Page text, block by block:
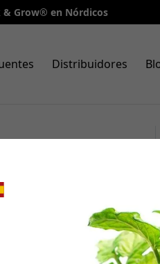
& Grow® en Nórdicos
Distribuidores
de ensalada
y acedera